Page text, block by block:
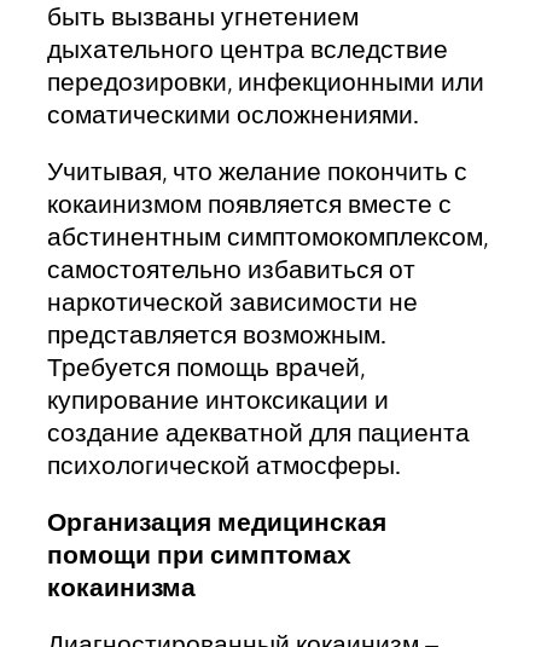
быть вызваны угнетением
дыхательного центра вследствие
передозировки, инфекционными или
соматическими осложнениями.
Учитывая, что желание покончить с
кокаинизмом появляется вместе с
абстинентным симптомокомплексом,
самостоятельно избавиться от
наркотической зависимости не
представляется возможным.
Требуется помощь врачей,
купирование интоксикации и
создание адекватной для пациента
психологической атмосферы.
Организация медицинская
помощи при симптомах
кокаинизма